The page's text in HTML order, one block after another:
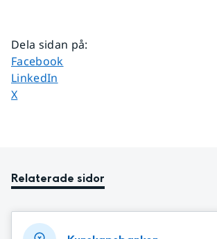
Dela sidan på:
Dela sidan på
Facebook
Dela sidan på
LinkedIn
Dela sidan på
X
Relaterade sidor